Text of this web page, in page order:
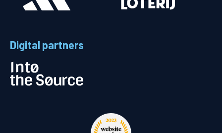
Digital partners